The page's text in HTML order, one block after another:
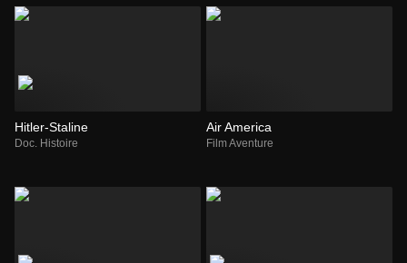
Hitler-Staline
Doc. Histoire
Air America
Film Aventure